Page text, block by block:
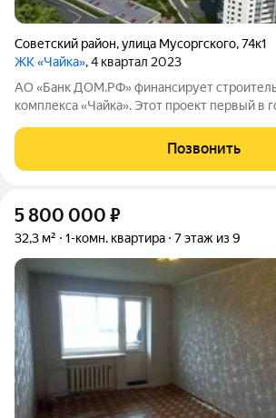
Советский район,улица Мусоргского,74к1
ЖК «Чайка», 4 квартал 2023
АО «Банк ДОМ.РФ» финансирует
комплекса «Чайка». Этот проект первый в городе и крае с
30000кв. м будет создана инфраструктура,
обеспечит жителей не только
Позвонить
5 800 000 ₽
32,3 м² 1-комн. квартира 7 этаж из 9